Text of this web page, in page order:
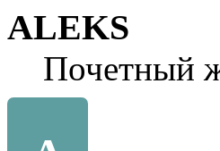
ALEKS
Почетный